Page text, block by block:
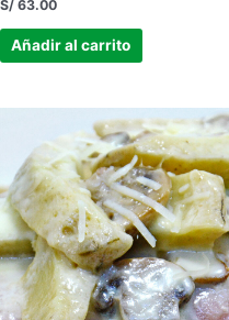
S/ 63.00
Añadir al carrito